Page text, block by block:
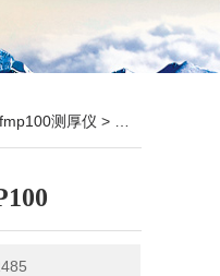
测厚仪 > 菲希尔测厚仪Dualscope FMP100